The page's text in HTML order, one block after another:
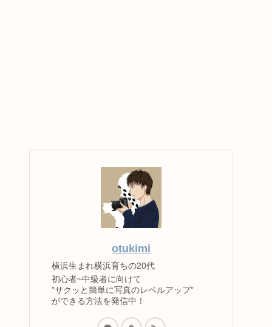
otukimi
横浜生まれ横浜育ちの20代
初心者~中級者に向けて
”サクッと簡単に写真のレベルアップ”
ができる方法を発信中！